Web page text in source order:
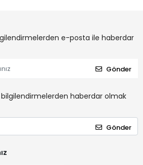
e-posta ile haberdar
Gönder
haberdar olmak
Gönder